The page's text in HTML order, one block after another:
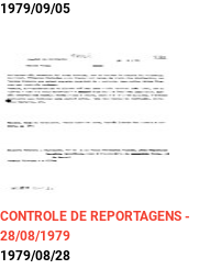
1979/09/05
CONTROLE DE REPORTAGENS -
28/08/1979
1979/08/28